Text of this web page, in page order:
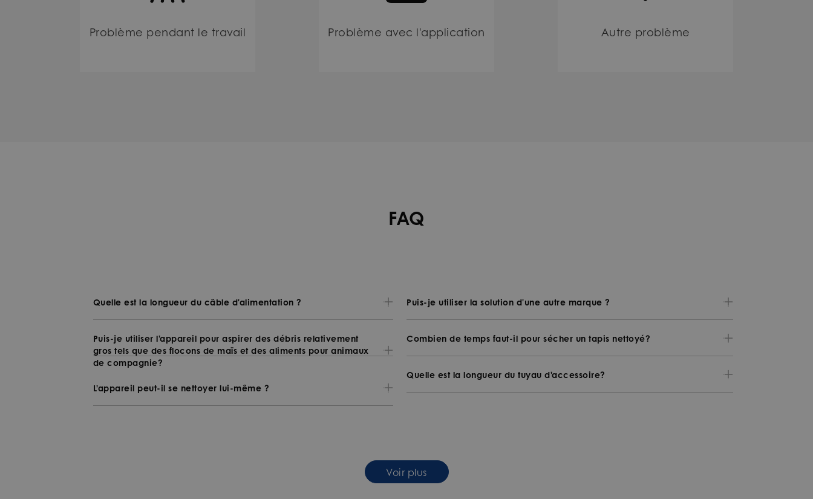
Problème pendant le travail Problème avec l'application Autre problème
FAQ
Quelle est la longueur du câble d'alimentation ?
Puis-je utiliser l'appareil pour aspirer des débris relativement
gros tels que des flocons de maïs et des aliments pour animaux
de compagnie?
L’appareil peut-il se nettoyer lui-même ?
Puis-je utiliser la solution d'une autre marque ?
Combien de temps faut-il pour sécher un tapis nettoyé?
Quelle est la longueur du tuyau d'accessoire?
Voir plus